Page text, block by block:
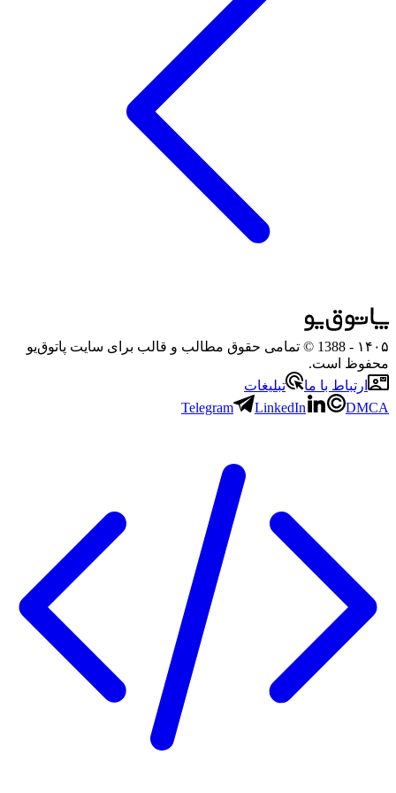
۱۴۰۵
- 1388 © تمامی حقوق مطالب و قالب برای سایت پاتوق‌یو
محفوظ است.
ارتباط با ما
تبلیغات
Telegram
LinkedIn DMCA